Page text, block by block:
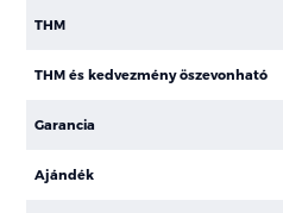
THM
THM és kedvezmény öszevonható
Garancia
Ajándék